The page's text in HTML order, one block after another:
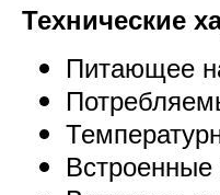
Технические
Питающее